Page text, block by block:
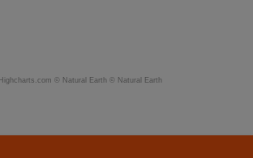
Highcharts.com © Natural Earth © Natural Earth